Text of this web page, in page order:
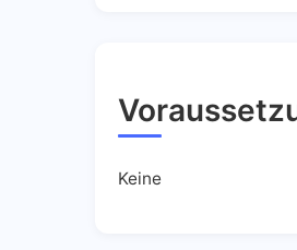
Keine